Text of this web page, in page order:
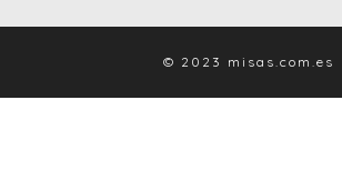
© 2023 misas.com.es